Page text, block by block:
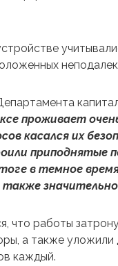
проживает
касался их
приподнятые
в темное
также
что работы
а также уложили
каждый.